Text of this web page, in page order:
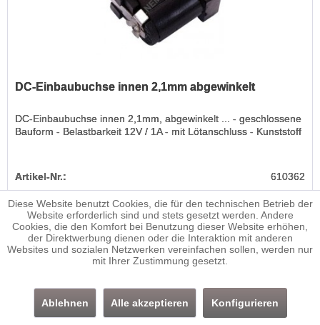
DC-Einbaubuchse innen 2,1mm abgewinkelt
DC-Einbaubuchse innen 2,1mm, abgewinkelt ... - geschlossene
Bauform - Belastbarkeit 12V / 1A - mit Lötanschluss - Kunststoff
Artikel-Nr.: 610362
1,95 € *
Merken
Lieferzeit ca. 1-3 Werktage
Diese Website benutzt Cookies, die für den technischen Betrieb der
Website erforderlich sind und stets gesetzt werden. Andere
Cookies, die den Komfort bei Benutzung dieser Website erhöhen,
der Direktwerbung dienen oder die Interaktion mit anderen
Websites und sozialen Netzwerken vereinfachen sollen, werden nur
mit Ihrer Zustimmung gesetzt.
Ablehnen Alle akzeptieren Konfigurieren